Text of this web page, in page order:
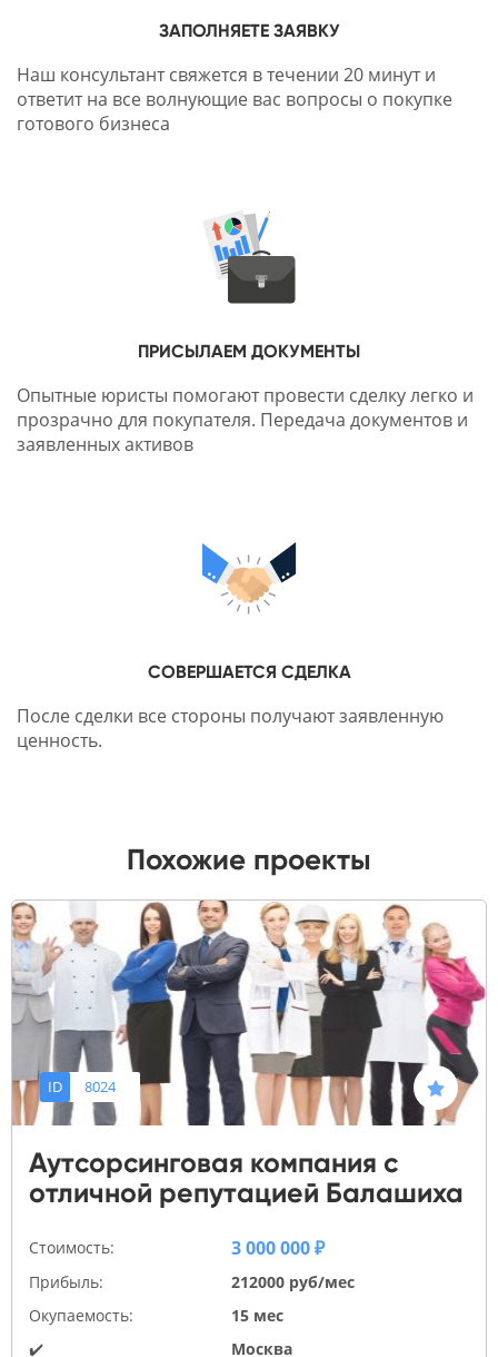
ЗАПОЛНЯЕТЕ ЗАЯВКУ
Наш консультант свяжется в течении 20 минут и
ответит на все волнующие вас вопросы о покупке
готового бизнеса
ПРИСЫЛАЕМ ДОКУМЕНТЫ
Опытные юристы помогают провести сделку легко и
прозрачно для покупателя. Передача документов и
заявленных активов
СОВЕРШАЕТСЯ СДЕЛКА
После сделки все стороны получают заявленную
ценность.
Похожие проекты
ID 8024
Аутсорсинговая компания с
отличной репутацией Балашиха
Стоимость: 3 000 000 ₽
Прибыль:
212000 руб/мес
Окупаемость:
15 мес
✔️
Москва